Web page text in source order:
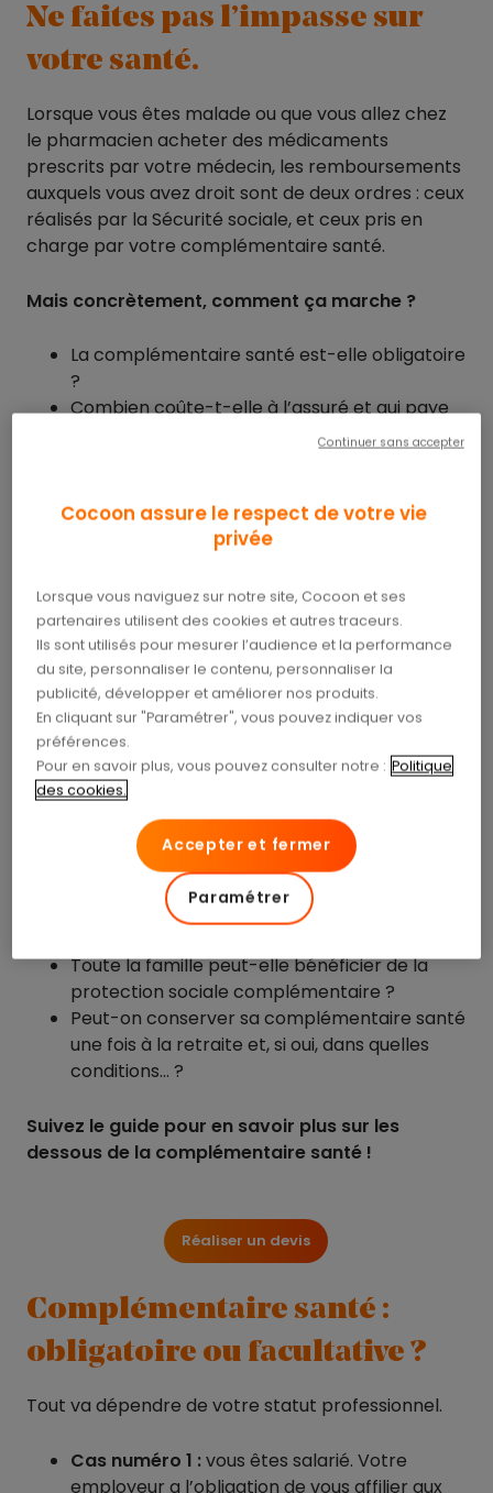
Ne faites pas l’impasse sur
votre santé.
Lorsque vous êtes malade ou que vous allez chez
le pharmacien acheter des médicaments
prescrits par votre médecin, les remboursements
auxquels vous avez droit sont de deux ordres : ceux
réalisés par la Sécurité sociale, et ceux pris en
charge par votre complémentaire santé.
Mais concrètement, comment ça marche ?
La complémentaire santé est-elle obligatoire
?
Combien coûte-t-elle à l’assuré et qui paye
Une mutuelle couvre-t-elle
systématiquement 100 % des restes à charge
Comment souscrire une complémentaire
santé et comment la résilier ?
Unecomplémentaire santé pas chèreme
protège-t-elle bien ?
Quelle est la différence entre
complémentaire santé et mutuelle ?
Et les nombreux cas particuliers (optique ,
dentaire,hospitalisation
Quelles sont précisément les dépenses santé
remboursées par la complémentaire santé
(par exemple dans les cas toujours plus
Toute la famille peut-elle bénéficier de la
protection sociale complémentaire ?
Peut-on conserver sa complémentaire santé
une fois à la retraite et, si oui, dans quelles
conditions… ?
Suivez le guide pour en savoir plus sur les
dessous de la complémentaire santé !
Réaliser un devis
Complémentaire santé :
obligatoire ou facultative ?
Tout va dépendre de votre statut professionnel.
Cas numéro 1 :vous êtes salarié. Votre
employeur a l’obligation de vous affilier aux
Cocoon assure le respect de votre vie
privée
Lorsque vous naviguez sur notre site, Cocoon et ses
partenaires utilisent des cookies et autres traceurs.
Ils sont utilisés pour mesurer l’audience et la performance
du site, personnaliser le contenu, personnaliser la
publicité, développer et améliorer nos produits.
En cliquant sur "Paramétrer", vous pouvez indiquer vos
préférences.
Pour en savoir plus, vous pouvez consulter notre : Politique
des cookies.
Accepter et fermer
Paramétrer
Continuer sans accepter